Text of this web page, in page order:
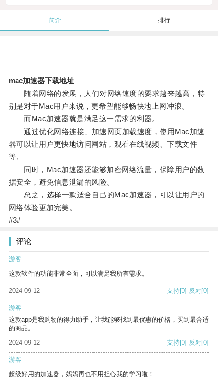
简介 排行
mac加速器下载地址
随着网络的发展，人们对网络速度的要求越来越高，特
别是对于Mac用户来说，更希望能够畅快地上网冲浪。
而Mac加速器就是满足这一需求的利器。
通过优化网络连接、加速网页加载速度，使用Mac加速
器可以让用户更快地访问网站，观看在线视频、下载文件
等。
同时，Mac加速器还能够加密网络流量，保障用户的数
据安全，避免信息泄漏的风险。
总之，选择一款适合自己的Mac加速器，可以让用户的
网络体验更加完美。
#3#
评论
游客
这款软件的功能非常全面，可以满足我所有需求。
2024-09-12 支持[0] 反对[0]
游客
这款app是我购物的得力助手，让我能够找到最优惠的价格，买到最合适
的商品。
2024-09-12
支持[0] 反对[0]
游客
超级好用的加速器，妈妈再也不用担心我的学习啦！